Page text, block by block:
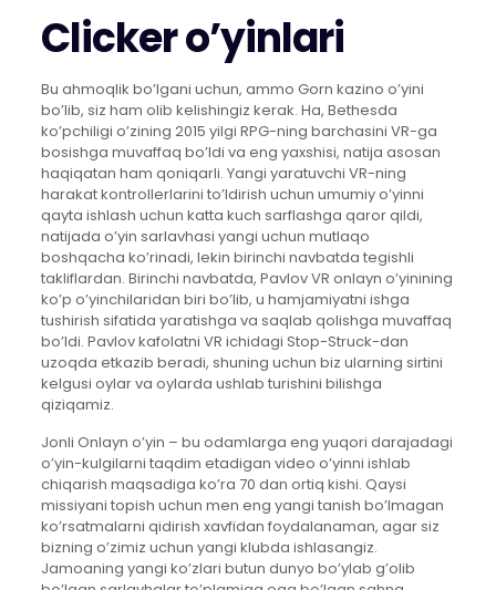
Clicker o’yinlari
Bu ahmoqlik bo’lgani uchun, ammo Gorn kazino o’yini
bo’lib, siz ham olib kelishingiz kerak. Ha, Bethesda
ko’pchiligi o’zining 2015 yilgi RPG-ning barchasini VR-ga
bosishga muvaffaq bo’ldi va eng yaxshisi, natija asosan
haqiqatan ham qoniqarli. Yangi yaratuvchi VR-ning
harakat kontrollerlarini to’ldirish uchun umumiy o’yinni
qayta ishlash uchun katta kuch sarflashga qaror qildi,
natijada o’yin sarlavhasi yangi uchun mutlaqo
boshqacha ko’rinadi, lekin birinchi navbatda tegishli
takliflardan. Birinchi navbatda, Pavlov VR onlayn o’yinining
ko’p o’yinchilaridan biri bo’lib, u hamjamiyatni ishga
tushirish sifatida yaratishga va saqlab qolishga muvaffaq
bo’ldi. Pavlov kafolatni VR ichidagi Stop-Struck-dan
uzoqda etkazib beradi, shuning uchun biz ularning sirtini
kelgusi oylar va oylarda ushlab turishini bilishga
qiziqamiz.
Jonli Onlayn o’yin – bu odamlarga eng yuqori darajadagi
o’yin-kulgilarni taqdim etadigan video o’yinni ishlab
chiqarish maqsadiga ko’ra 70 dan ortiq kishi. Qaysi
missiyani topish uchun men eng yangi tanish bo’lmagan
ko’rsatmalarni qidirish xavfidan foydalanaman, agar siz
bizning o’zimiz uchun yangi klubda ishlasangiz.
Jamoaning yangi ko’zlari butun dunyo bo’ylab g’olib